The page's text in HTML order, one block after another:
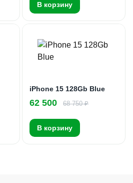
В корзину
iPhone 15 128Gb Blue
62 500 68 750 ₽
В корзину